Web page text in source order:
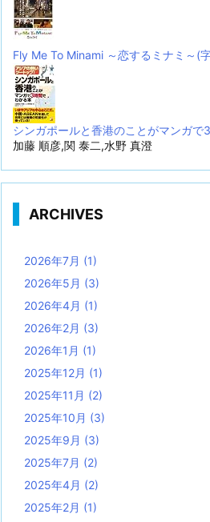
Fly Me To Minami ～恋するミナミ～(
シンガポールと香港のことがマンガで
加藤 順彦,関 泰二,水野 真澄
ARCHIVES
2026年7月 (1)
2026年5月 (3)
2026年4月 (1)
2026年2月 (3)
2026年1月 (1)
2025年12月 (1)
2025年11月 (2)
2025年10月 (3)
2025年9月 (3)
2025年7月 (2)
2025年4月 (2)
2025年2月 (1)